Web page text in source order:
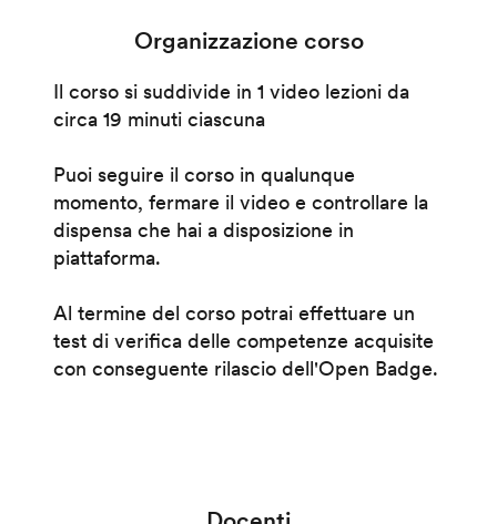
Organizzazione corso
Il corso si suddivide in 1 video lezioni da
circa 19 minuti ciascuna
Puoi seguire il corso in qualunque
momento, fermare il video e controllare la
dispensa che hai a disposizione in
piattaforma.
Al termine del corso potrai effettuare un
test di verifica delle competenze acquisite
con conseguente rilascio dell'Open Badge.